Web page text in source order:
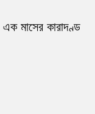
এক মাসের কারাদণ্ড